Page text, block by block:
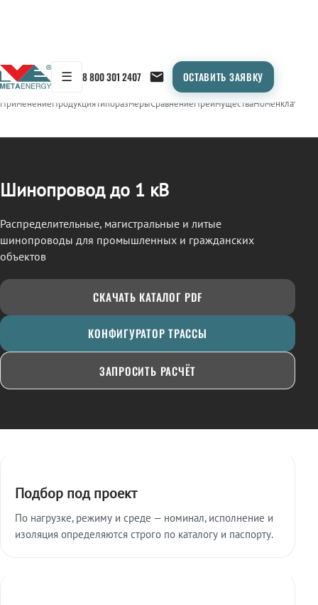
☰ 8 800 301 2407 ОСТАВИТЬ ЗАЯВКУ
← Продукция/ШИНОПРОВОД
ПрименениеПродукцияТипоразмерыСравнениеПреимуществаНоменклатура
Шинопровод до 1 кВ
Распределительные, магистральные и литые
шинопроводы для промышленных и гражданских
объектов
СКАЧАТЬ КАТАЛОГ PDF
КОНФИГУРАТОР ТРАССЫ
ЗАПРОСИТЬ РАСЧЁТ
Подбор под проект
По нагрузке, режиму и среде — номинал, исполнение и
изоляция определяются строго по каталогу и паспорту.